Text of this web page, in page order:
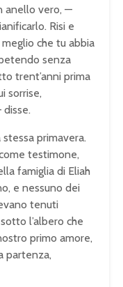
anello vero, —
Risi e
che tu abbia
senza
trent’anni prima
sorrise,
disse.
primavera.
testimone,
famiglia di Eliah
e nessuno dei
tenuti
l’albero che
primo amore,
partenza,